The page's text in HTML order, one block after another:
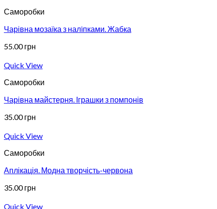
Саморобки
Чарівна мозаїка з налiпками. Жабка
55.00грн
Quick View
Саморобки
Чарівна майстерня. Іграшки з помпонів
35.00грн
Quick View
Саморобки
Аплікація. Модна творчість-червона
35.00грн
Quick View